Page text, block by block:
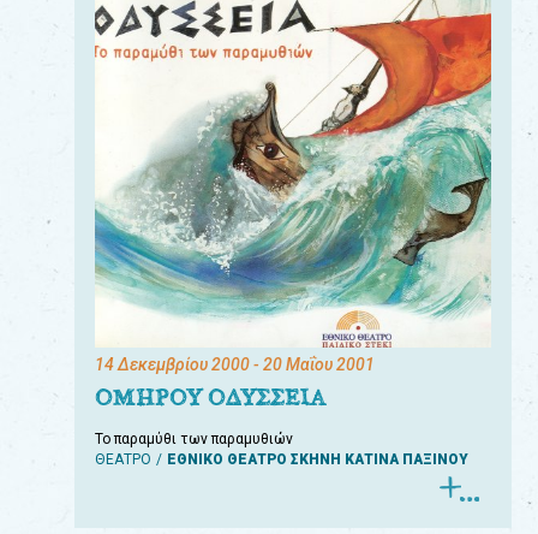
14 Δεκεμβρίου 2000- 20 Μαΐου 2001
ΟΜΗΡΟΥ ΟΔΥΣΣΕΙΑ
Το παραμύθι των παραμυθιών
ΘΕΑΤΡΟ
ΕΘΝΙΚΟ ΘΕΑΤΡΟ ΣΚΗΝΗ ΚΑΤΙΝΑ ΠΑΞΙΝΟΥ